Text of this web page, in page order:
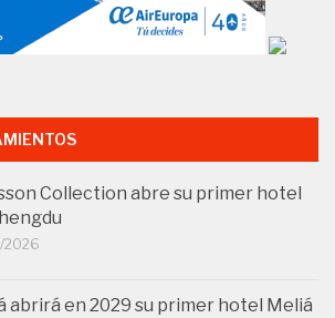
Collection abre su primer hotel
2026
abrirá en 2029 su primer hotel Meliá